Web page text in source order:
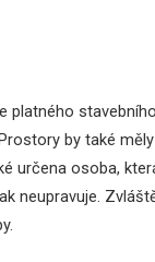
by také
určena osoba,